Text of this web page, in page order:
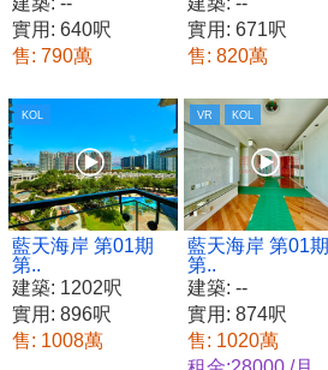
實用: 640呎
售: 790萬
實用: 671呎
售: 820萬
KOL
藍天海岸 第01期
第..
建築: 1202呎
實用: 896呎
售: 1008萬
VR KOL
藍天海岸 第01期
第..
建築: --
實用: 874呎
售: 1020萬